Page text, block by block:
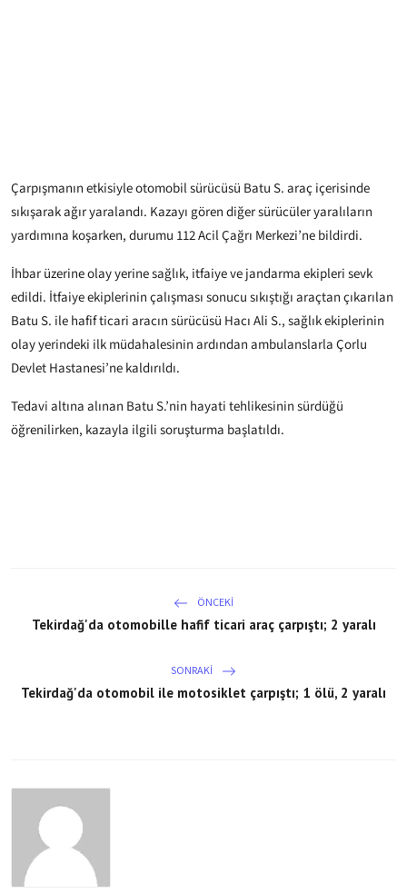
Çarpışmanın etkisiyle otomobil sürücüsü Batu S. araç içerisinde
sıkışarak ağır yaralandı. Kazayı gören diğer sürücüler yaralıların
yardımına koşarken, durumu 112 Acil Çağrı Merkezi’ne bildirdi.
İhbar üzerine olay yerine sağlık, itfaiye ve jandarma ekipleri sevk
edildi. İtfaiye ekiplerinin çalışması sonucu sıkıştığı araçtan çıkarılan
Batu S. ile hafif ticari aracın sürücüsü Hacı Ali S., sağlık ekiplerinin
olay yerindeki ilk müdahalesinin ardından ambulanslarla Çorlu
Devlet Hastanesi’ne kaldırıldı.
Tedavi altına alınan Batu S.’nin hayati tehlikesinin sürdüğü
öğrenilirken, kazayla ilgili soruşturma başlatıldı.
ÖNCEKI
Tekirdağ'da otomobille hafif ticari araç çarpıştı; 2 yaralı
SONRAKI
Tekirdağ'da otomobil ile motosiklet çarpıştı; 1 ölü, 2 yaralı